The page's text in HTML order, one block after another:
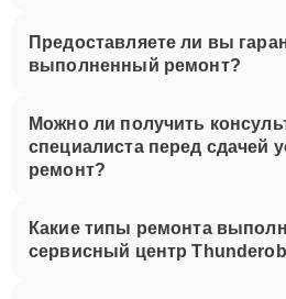
Предоставляете ли вы
выполненный ремонт?
Можно ли получить
специалиста перед сдачей
ремонт?
Какие типы ремонта
сервисный центр